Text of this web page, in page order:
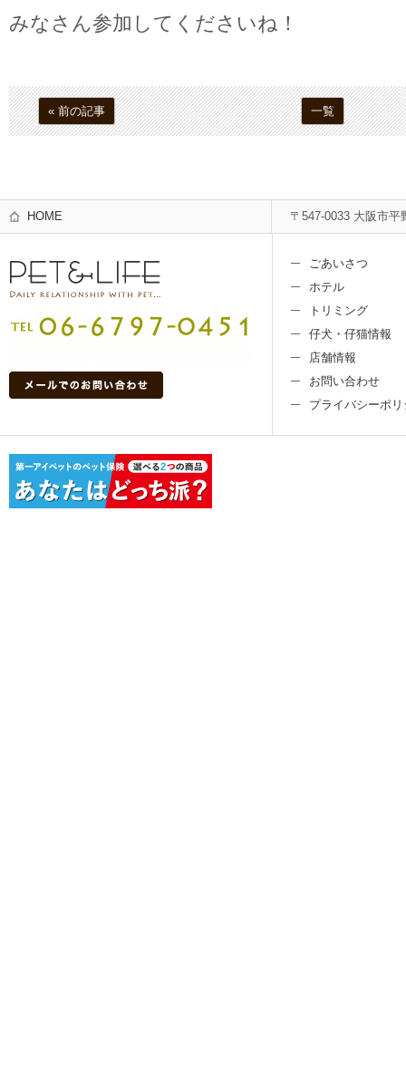
みなさん参加してくださいね！
« 前の記事 一覧
HOME 〒547-0033 大阪市平
ごあいさつ
ホテル
トリミング
仔犬・仔猫情報
店舗情報
お問い合わせ
プライバシーポリ